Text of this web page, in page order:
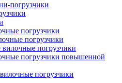
погрузчики
погрузчики
погрузчики
вилочные погрузчики
погрузчики повышенной
погрузчики